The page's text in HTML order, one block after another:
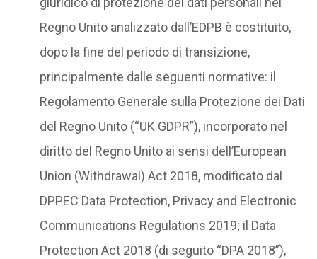
Regno Unito analizzato dall’EDPB è costituito,
dopo la fine del periodo di transizione,
principalmente dalle seguenti normative: il
Regolamento Generale sulla Protezione dei Dati
del Regno Unito (“UK GDPR”), incorporato nel
diritto del Regno Unito ai sensi dell’European
Union (Withdrawal) Act 2018, modificato dal
DPPEC Data Protection, Privacy and Electronic
Communications Regulations 2019; il Data
Protection Act 2018 (di seguito “DPA 2018”),